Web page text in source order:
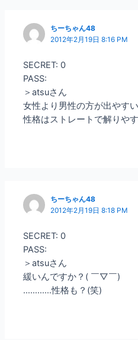
ちーちゃん48
2012年2月19日 8:16 PM
SECRET: 0
PASS:
＞atsuさん
女性より男性の方が出やす
性格はストレートで解りや
ちーちゃん48
2012年2月19日 8:18 PM
SECRET: 0
PASS:
＞atsuさん
緩いんですか？( ￣▽￣)
…………性格も？(笑)